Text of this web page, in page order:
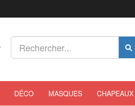
DÉCO MASQUES CHAPEAUX